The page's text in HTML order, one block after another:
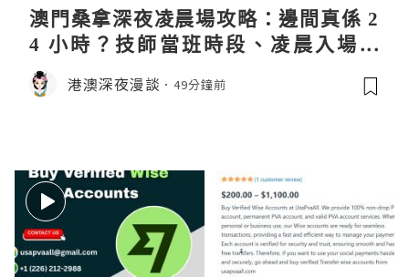
澳門桑拿深夜凌晨場攻略：邊間真係 2
4 小時？技師當班時段、凌晨入場流
程、過夜安排一次過講清
港澳深夜漫談 49分鐘前